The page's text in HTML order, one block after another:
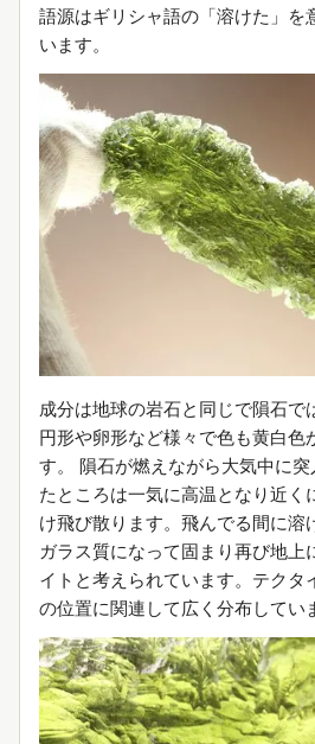
語源はギリシャ語の「溶けた」を
います。
成分は地球の岩石と同じで隕石で
円形や卵形など様々で色も黄白色
す。 隕石が燃えながら大気中に
たところは一気に高温となり近く
け飛び散ります。飛んでる間に溶
ガラス質になって固まり再び地上
イトと考えられています。テクタ
の位置に関連して広く分布してい